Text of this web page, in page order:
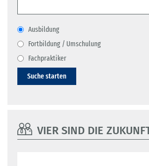
Ausbildung
Fortbildung / Umschulung
Fachpraktiker
Suche starten
VIER SIND DIE